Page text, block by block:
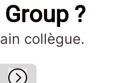
?
collègue.